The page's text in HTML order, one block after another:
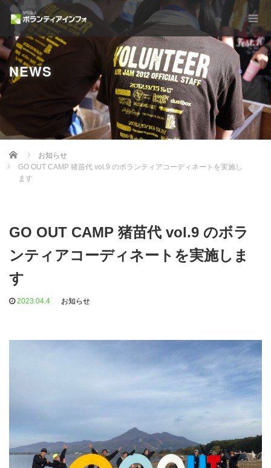
NEWS
Home
お知らせ
GO OUT CAMP 猪苗代 vol.9 のボランティアコーディネートを実施し
ます
GO OUT CAMP 猪苗代 vol.9 のボラ
ンティアコーディネートを実施しま
す
2023.04.4 お知らせ